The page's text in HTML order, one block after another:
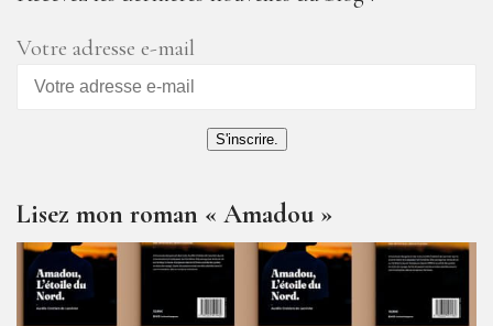
Votre adresse e-mail
S'inscrire.
Lisez mon roman « Amadou »